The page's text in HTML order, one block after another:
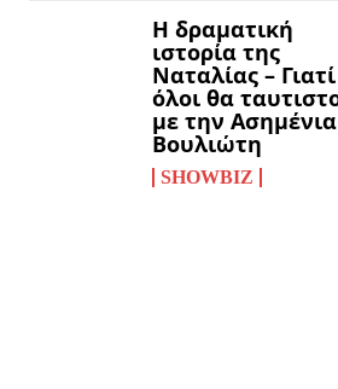
Η δραματική
ιστορία της
Ναταλίας – Γιατί
όλοι θα
με την Ασημένια
Βουλιώτη
SHOWBIZ